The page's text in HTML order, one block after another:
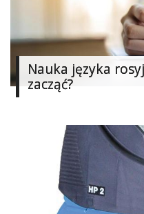
Dodaj
«
Dodaj
Dodaj
Nauka języka
zacząć?